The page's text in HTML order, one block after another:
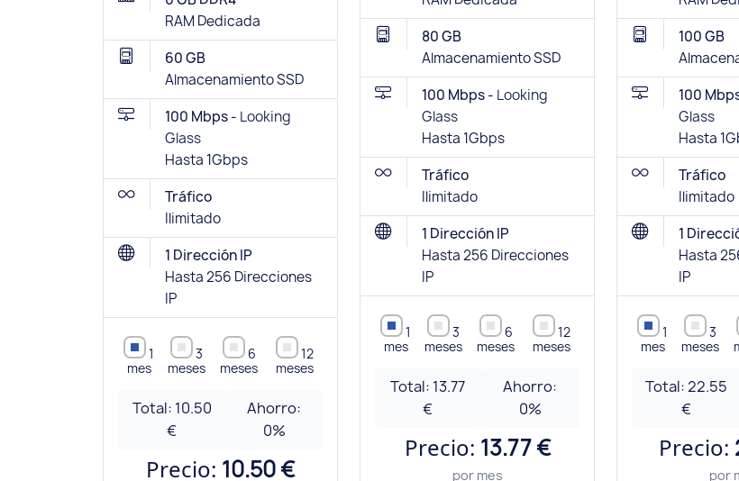
RAM Dedicada
60 GB
Almacenamiento SSD
100 Mbps - Looking
Glass
Hasta 1Gbps
Tráfico
Ilimitado
1 Dirección IP
Hasta 256 Direcciones
IP
1
mes
3
meses
6
meses
12
meses
Total: 10.50
€
Ahorro:
0%
Precio: 10.50 €
80 GB
Almacenamiento SSD
100 Mbps - Looking
Glass
Hasta 1Gbps
Tráfico
Ilimitado
1 Dirección IP
Hasta 256 Direcciones
IP
1
mes
3
meses
6
meses
12
meses
Total: 13.77
€
Ahorro:
0%
Precio: 13.77 €
por mes
100 GB
100
Glass
Hasta
Tráfico
Ilimitado
1
Hasta
IP
1
mes
3
meses
Total:22.55
€
Precio:
por